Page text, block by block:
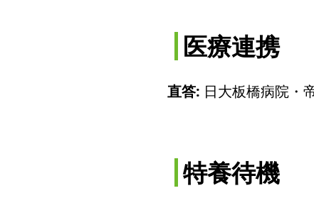
医療連携
直答: 日大板橋病院・
特養待機